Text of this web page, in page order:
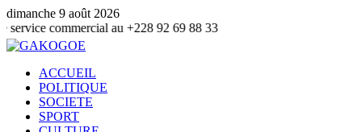
dimanche 9 août 2026
au +228 92 69 88 33
ACCUEIL
POLITIQUE
SOCIETE
SPORT